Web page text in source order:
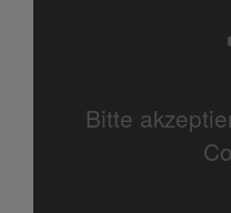
Bitte